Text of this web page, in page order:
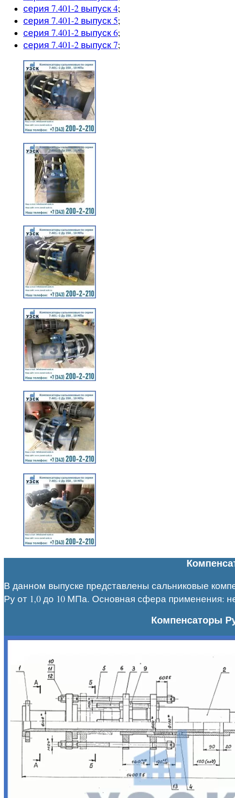
серия 7.401-2 выпуск 4;
серия 7.401-2 выпуск 5;
серия 7.401-2 выпуск 6;
серия 7.401-2 выпуск 7;
В данном выпуске представлены сальниковые
Ру от 1,0 до 10 МПа. Основная сфера применения:
Компенсаторы